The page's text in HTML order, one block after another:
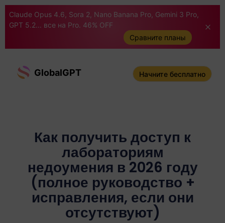
Claude Opus 4.6, Sora 2, Nano Banana Pro, Gemini 3 Pro,
GPT 5.2... все на Pro. 46% OFF
Сравните планы
GlobalGPT Начните бесплатно
Как получить доступ к
лабораториям
недоумения в 2026 году
(полное руководство +
исправления, если они
отсутствуют)